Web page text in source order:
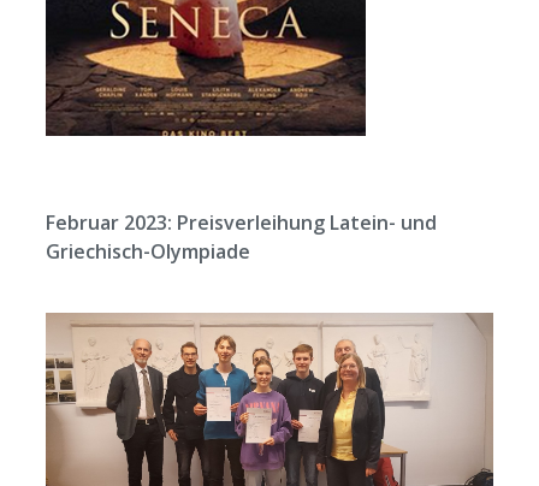
Februar 2023: Preisverleihung Latein- und
Griechisch-Olympiade